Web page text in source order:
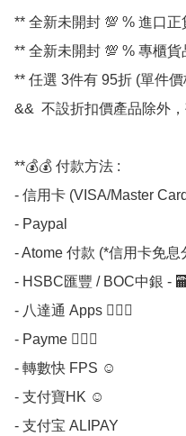
** 全新未開封 💯 % 進口
** 全新未開封 💯 % 專櫃
** 任選 3件有 95折 (單件
&&  不設折扣價產品除外
**💰💰 付款方法 :
- 信用卡 (VISA/Master
- Paypal
- Atome 付款 (*信用卡免息
- HSBC匯豐 / BOC中銀 -
- 八達通 Apps 💁🏼‍♀
- Payme 💁🏼‍♀
- 轉數快 FPS ☺
- 支付寶HK ☺
- 支付宝 ALIPAY